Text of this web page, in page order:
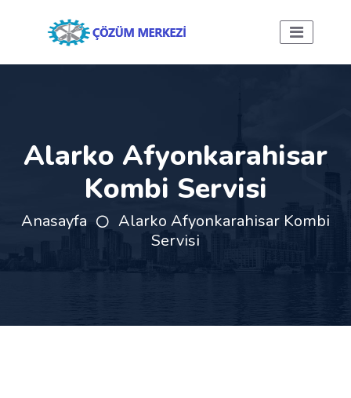
Alarko Afyonkarahisar
Kombi Servisi
Anasayfa
Alarko Afyonkarahisar Kombi
Servisi